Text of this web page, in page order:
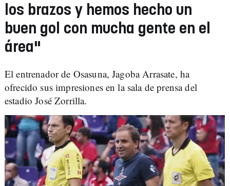
los brazos y hemos hecho un
buen gol con mucha gente en el
área"
El entrenador de Osasuna, Jagoba Arrasate, ha
ofrecido sus impresiones en la sala de prensa del
estadio José Zorrilla.